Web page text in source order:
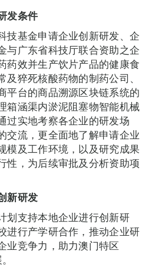
发条件
技基金申请企业创新研发、企
与广东省科技厅联合资助之企
药效并生产饮片产品的健康食
猝死核酸药物的制药公司、
平台的商品溯源区块链系统的
箱涵渠内淤泥阻塞物智能机械
过实地考察各企业的研发场
交流，更全面地了解申请企业
模及工作环境，以及研究成果
性，为后续审批及分析资助项
新研发
划支持本地企业进行创新研
进行产学研合作，推动企业研
业竞争力，助力澳门特区